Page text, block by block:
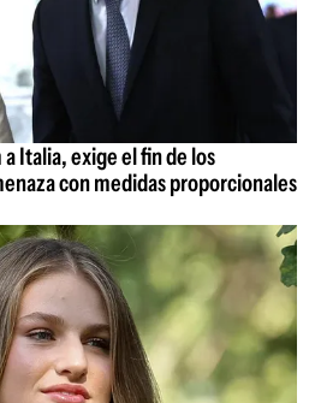
Italia, exige el fin de los
con medidas proporcionales